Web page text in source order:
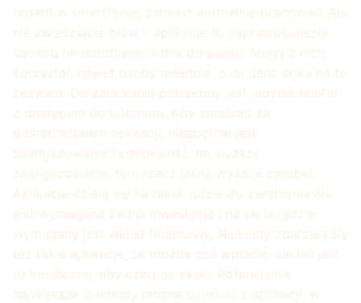
nosem w smartfonie, zamiast normalnie pracować. Ale
nie zwieszajcie głów – aplikacje to naprawdę niezły
sposób na dorobienie sobie do pensji. Mogą z nich
korzystać nawet osoby nieletnie, o ile dana apka na to
zezwala. Do zarabiania potrzebny jest jedynie telefon
z dostępem do internetu. Aby zarabiać za
pośrednictwem aplikacji, niezbędne jest
zaangażowanie i cierpliwość. Im wyższe
zaangażowanie, tym rzecz jasna wyższe zarobki.
Aplikacje dzielą się na takie, gdzie do zarabiania nie
jest wymagana żadna inwestycja i na takie, gdzie
wymagany jest wkład finansowy. Niekiedy zdarzają się
też takie aplikacje, że można coś wpłacić, ale nie jest
to konieczne, aby czerpać zyski. Potencjalnie
największe dochody można uzyskać z aplikacji, w